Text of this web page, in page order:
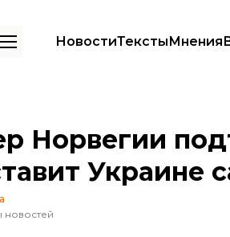
НовостиТекстыМнения
что страна предоставит Украине
Норвегии
Украине
новостей